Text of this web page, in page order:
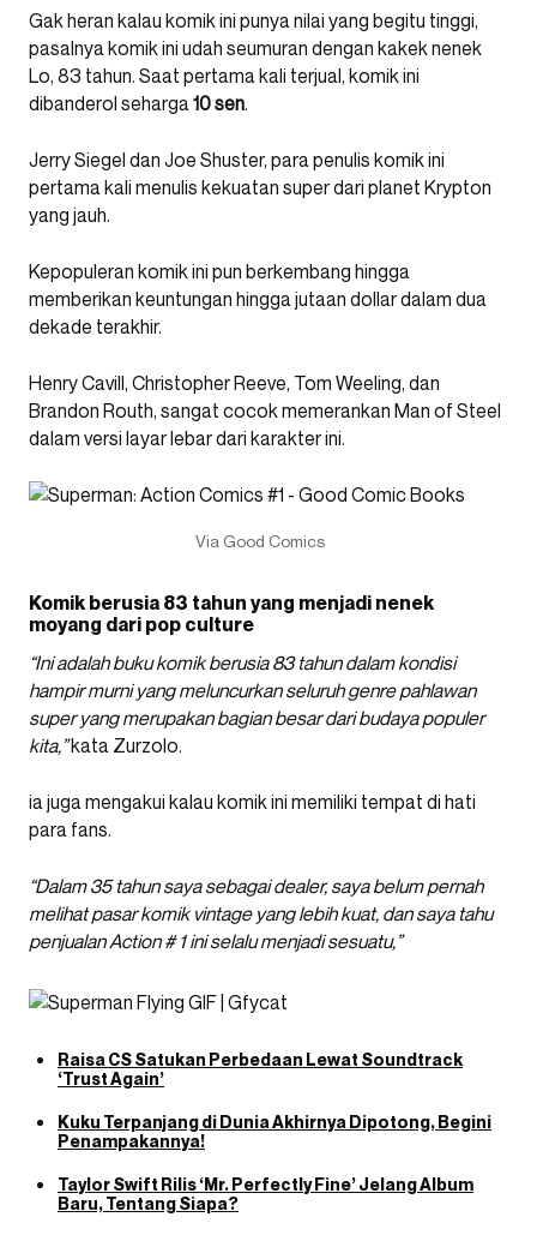
Gak heran kalau komik ini punya nilai yang begitu tinggi,
pasalnya komik ini udah seumuran dengan kakek nenek
Lo, 83 tahun. Saat pertama kali terjual, komik ini
dibanderol seharga10 sen.
Jerry Siegel dan Joe Shuster, para penulis komik ini
pertama kali menulis kekuatan super dari planet Krypton
yang jauh.
Kepopuleran komik ini pun berkembang hingga
memberikan keuntungan hingga jutaan dollar dalam dua
dekade terakhir.
Henry Cavill, Christopher Reeve, Tom Weeling, dan
Brandon Routh, sangat cocok memerankan Man of Steel
dalam versi layar lebar dari karakter ini.
Via Good Comics
Komik berusia 83 tahun yang menjadi nenek
moyang dari pop culture
“Ini adalah buku komik berusia 83 tahun dalam kondisi
hampir murni yang meluncurkan seluruh genre pahlawan
super yang merupakan bagian besar dari budaya populer
kita,”kata Zurzolo.
ia juga mengakui kalau komik ini memiliki tempat di hati
para fans.
“Dalam 35 tahun saya sebagai dealer, saya belum pernah
melihat pasar komik vintage yang lebih kuat, dan saya tahu
penjualan Action # 1 ini selalu menjadi sesuatu,”
Raisa CS Satukan Perbedaan Lewat Soundtrack
‘Trust Again’
Kuku Terpanjang di Dunia Akhirnya Dipotong, Begini
Penampakannya!
Taylor Swift Rilis ‘Mr. Perfectly Fine’ Jelang Album
Baru, Tentang Siapa?